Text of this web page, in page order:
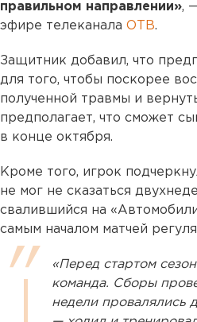
правильном направлении»,
эфире телеканала ОТВ.
Защитник добавил, что
для того, чтобы поскорее
полученной травмы и
предполагает, что сможет
в конце октября.
Кроме того, игрок
не мог не сказаться
свалившийся на
самым началом матчей
«Перед стартом
команда. Сборы
недели провалялись